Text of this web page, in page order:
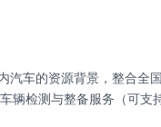
汽车的资源背景，整合全
辆检测与整备服务（可